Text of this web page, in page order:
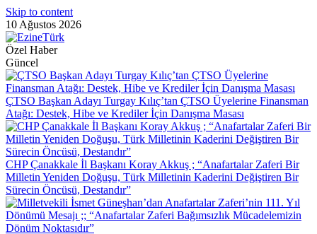
Skip to content
10 Ağustos 2026
Özel Haber
Güncel
ÇTSO Başkan Adayı Turgay Kılıç’tan ÇTSO Üyelerine Finansman
Atağı: Destek, Hibe ve Krediler İçin Danışma Masası
CHP Çanakkale İl Başkanı Koray Akkuş ; “Anafartalar Zaferi Bir
Milletin Yeniden Doğuşu, Türk Milletinin Kaderini Değiştiren Bir
Sürecin Öncüsü, Destandır”